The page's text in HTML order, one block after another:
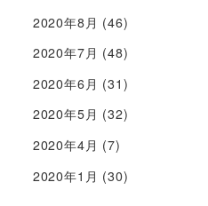
2020年8月 (46)
2020年7月 (48)
2020年6月 (31)
2020年5月 (32)
2020年4月 (7)
2020年1月 (30)